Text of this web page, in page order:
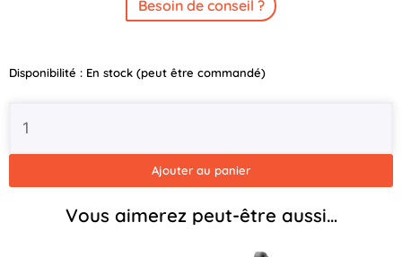
Besoin de conseil ?
Disponibilité : En stock (peut être commandé)
quantité
Arrière
Gauche
Ajouter au panier
Vous aimerez peut-être aussi…